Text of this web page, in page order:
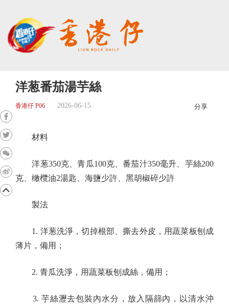
洋葱番茄湯芋絲
香港仔 P06 2026-06-15 分享
材料
洋葱350克、青瓜100克、番茄汁350毫升、芋絲200
克、橄欖油2湯匙、海鹽少許、黑胡椒碎少許
製法
1. 洋葱洗淨，切掉根部、撕去外皮，用蔬菜板刨成
薄片，備用；
2. 青瓜洗淨，用蔬菜板刨成絲，備用；
3. 芋絲瀝去包裝內水分，放入隔篩內，以清水沖